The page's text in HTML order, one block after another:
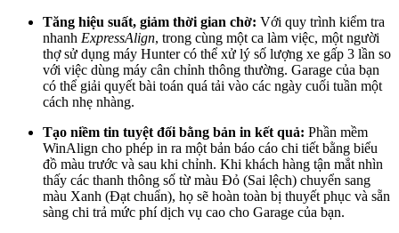
Tăng hiệu suất, giảm thời gian chờ: Với quy trình kiểm tra
nhanh ExpressAlign, trong cùng một ca làm việc, một người
thợ sử dụng máy Hunter có thể xử lý số lượng xe gấp 3 lần so
với việc dùng máy cân chỉnh thông thường. Garage của bạn
có thể giải quyết bài toán quá tải vào các ngày cuối tuần một
cách nhẹ nhàng.
Tạo niềm tin tuyệt đối bằng bản in kết quả: Phần mềm
WinAlign cho phép in ra một bản báo cáo chi tiết bằng biểu
đồ màu trước và sau khi chỉnh. Khi khách hàng tận mắt nhìn
thấy các thanh thông số từ màu Đỏ (Sai lệch) chuyển sang
màu Xanh (Đạt chuẩn), họ sẽ hoàn toàn bị thuyết phục và sẵn
sàng chi trả mức phí dịch vụ cao cho Garage của bạn.